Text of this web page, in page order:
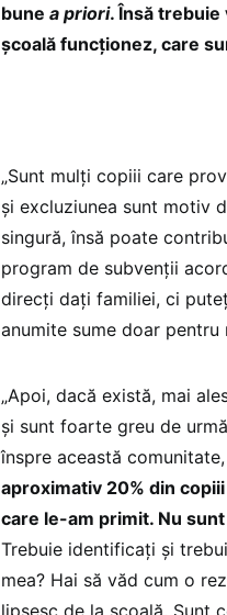
bune a priori. Însă trebuie
școală funcționez, care
„Sunt mulți copiii care
și excluziunea sunt motiv
singură, însă poate
program de subvenții
direcți dați familiei, ci
anumite sume doar
„Apoi, dacă există, mai
și sunt foarte greu de
înspre această
aproximativ 20% din
care le-am primit. Nu
Trebuie identificați și
mea? Hai să văd cum o
lipsesc de la școală. Sunt